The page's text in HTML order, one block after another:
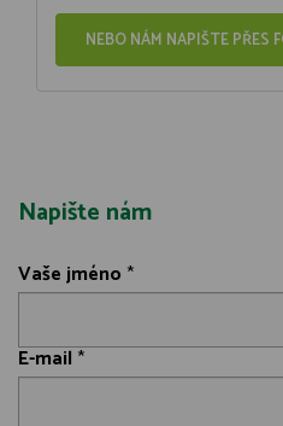
NEBO NÁM NAPIŠTE PŘES
Napište nám
Vaše jméno *
E-mail *